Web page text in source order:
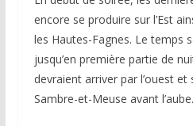
encore se produire sur l’Est
les Hautes-Fagnes. Le temps
jusqu’en première partie de
devraient arriver par l’ouest
Sambre-et-Meuse avant l’aube.